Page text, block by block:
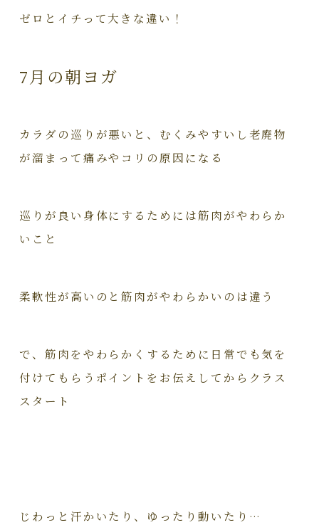
ゼロとイチって大きな違い！
7月の朝ヨガ
カラダの巡りが悪いと、むくみやすいし老廃物
が溜まって痛みやコリの原因になる
巡りが良い身体にするためには筋肉がやわらか
いこと
柔軟性が高いのと筋肉がやわらかいのは違う
で、筋肉をやわらかくするために日常でも気を
付けてもらうポイントをお伝えしてからクラス
スタート
じわっと汗かいたり、ゆったり動いたり…